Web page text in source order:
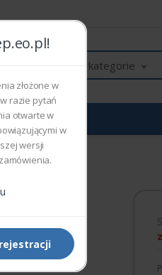
Wszystkie kategorie
złożone w
razie pytań
otwarte w
w
wersji